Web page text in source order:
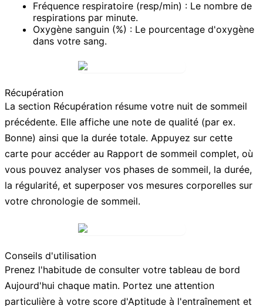
Fréquence respiratoire (resp/min) : Le nombre de
respirations par minute.
Oxygène sanguin (%) : Le pourcentage d'oxygène
dans votre sang.
Récupération
La section Récupération résume votre nuit de sommeil
précédente. Elle affiche une note de qualité (par ex.
Bonne) ainsi que la durée totale. Appuyez sur cette
carte pour accéder au Rapport de sommeil complet, où
vous pouvez analyser vos phases de sommeil, la durée,
la régularité, et superposer vos mesures corporelles sur
votre chronologie de sommeil.
Conseils d'utilisation
Prenez l'habitude de consulter votre tableau de bord
Aujourd'hui chaque matin. Portez une attention
particulière à votre score d'Aptitude à l'entraînement et